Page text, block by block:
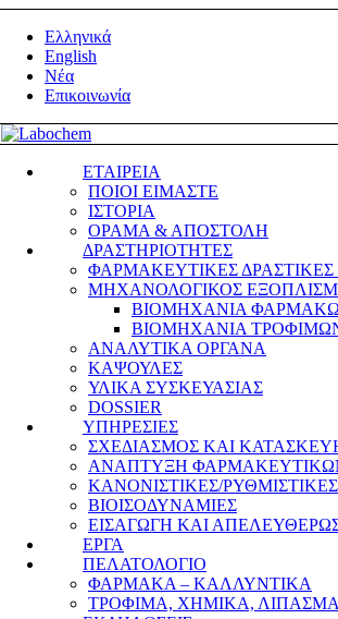
Ελληνικά
English
Νέα
Επικοινωνία
ΕΤΑΙΡΕΙΑ
ΠΟΙΟΙ ΕΙΜΑΣΤΕ
ΙΣΤΟΡΙΑ
ΟΡΑΜΑ & ΑΠΟΣΤΟΛΗ
ΔΡΑΣΤΗΡΙΟΤΗΤΕΣ
ΦΑΡΜΑΚΕΥΤΙΚΕΣ ΔΡΑΣΤΙΚΕΣ
ΜΗΧΑΝΟΛΟΓΙΚΟΣ
ΒΙΟΜΗΧΑΝΙΑ
ΒΙΟΜΗΧΑΝΙΑ
ΑΝΑΛΥΤΙΚΑ ΟΡΓΑΝΑ
ΚΑΨΟΥΛΕΣ
ΥΛΙΚΑ ΣΥΣΚΕΥΑΣΙΑΣ
DOSSIER
ΥΠΗΡΕΣΙΕΣ
ΣΧΕΔΙΑΣΜΟΣ ΚΑΙ
ΑΝΑΠΤΥΞΗ
ΚΑΝΟΝΙΣΤΙΚΕΣ/
ΒΙΟΙΣΟΔΥΝΑΜΙΕΣ
ΕΙΣΑΓΩΓΗ ΚΑΙ
ΕΡΓΑ
ΠΕΛΑΤΟΛΟΓΙΟ
ΦΑΡΜΑΚΑ – ΚΑΛΛΥΝΤΙΚΑ
ΤΡΟΦΙΜΑ, ΧΗΜΙΚΑ,